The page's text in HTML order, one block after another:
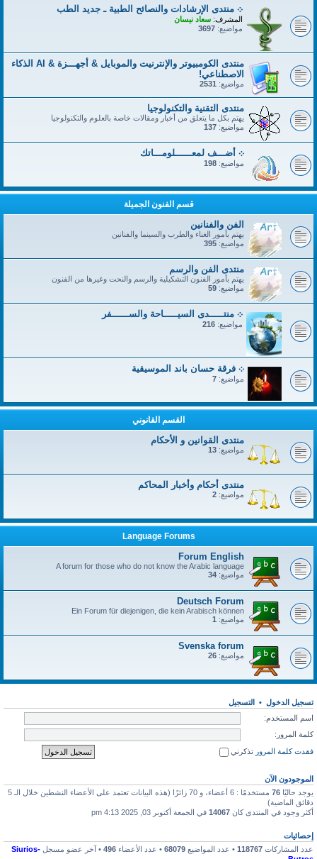
܀ منتدى الإرشادات والنصائح الطبية ـ جديد الطب
المشرف: سعاد نيسان
مواضيع: 3697
منتدى الكومبيوتر والإنترنيت والموبايل & أجهـــزة & AI الذكاء
الاصطناعي!
مواضيع: 2531
منتدى التقنية والتكنولوجيا
يهتم بكل ما يتعلق من أخبار ومقالات خاصة بالعلوم والتكنولوجيا
مواضيع: 137
܀ أضـــف لمعــــــلومـــاتك
مواضيع: 198
قسم الفنون الجميلة
الفن والفنانين
يهتم بأمور الغناء والطرب والسينما والفنانين
مواضيع: 395
منتدى الفن والرسم
يهتم بأمور الفنون التشكيلية والرسم والنحت وغيرها من الفنون
مواضيع: 59
܀ منتـــــدى السيـــــاحة والســــــفر
مواضيع: 216
܀ فرقة حسان باند الموسيقية
مواضيع: 7
القسم القانوني
منتدى القوانين و الأحكام
مواضيع: 13
منتدى أحكام وأخبار المحاكم
مواضيع: 2
Language Forums
Forum English
A forum for those who do not know the Arabic language
مواضيع: 34
Deutsch Forum
Ein Forum für diejenigen, die kein Arabisch können
مواضيع: 1
Svenska forum
مواضيع: 26
تسجيل الدخول • التسجيل
اسم المستخدم:
كلمة المرور:
فقدت كلمة المرور تذكرني
الموجودون الآن
يوجد حاليًا 76
مستخدمًا : 6 أعضاء، و 70 زائرًا (هذه البيانات تعتمد على الأعضاء النشطين خلال الـ 5
دقائق الماضية)
أكثر وجود في المنتدى كان 14067 في الجمعة أكتوبر 03, 2025 4:13 pm
إحصائيات
عدد المشاركات 118767 • عدد المواضيع 68079 • عدد الأعضاء 496 • آخر عضو مسجل Siurios-